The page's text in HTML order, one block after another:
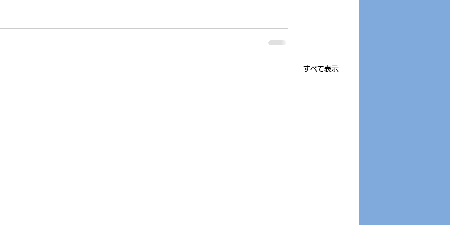
すべて表示